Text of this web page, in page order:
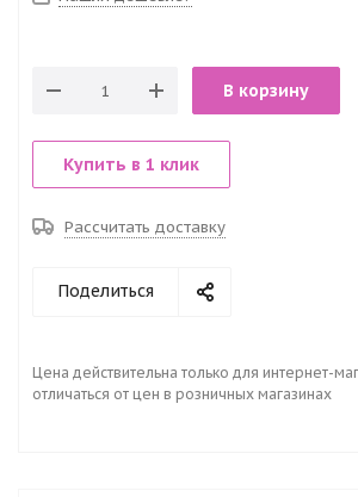
В корзину
Купить в 1 клик
Рассчитать доставку
Поделиться
Цена действительна только для интернет-
отличаться от цен в розничных магазинах